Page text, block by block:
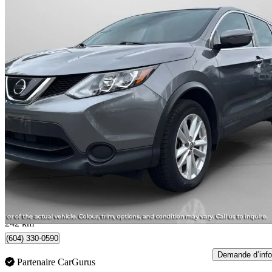
2019 Nissan Qashqai
SV FWD 80 456 km
15 025 $ Bonne
264 $/mois env.
Surrey, BC
242 km
(604) 330-0590
Partenaire CarGurus
Demande d’info